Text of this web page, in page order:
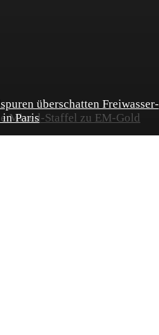
Mixed-Staffel zu EM-Gold
überschatten Freiwasser-
in Paris